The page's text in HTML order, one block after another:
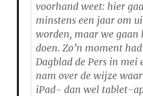
voorhand weet: hier
minstens een jaar om
worden, maar we gaan
doen. Zo’n moment
Dagblad de Pers in mei
nam over de wijze
iPad- dan wel tablet-